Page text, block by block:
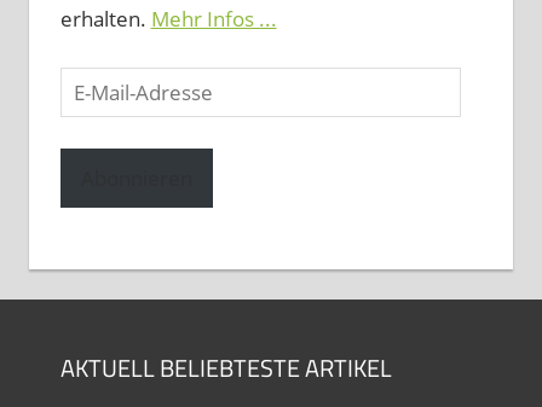
erhalten. Mehr Infos ...
E-
Mail-
Adresse
AKTUELL BELIEBTESTE ARTIKEL